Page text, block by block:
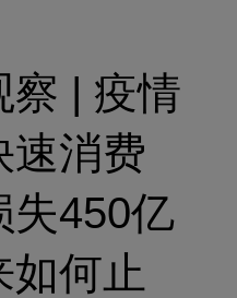
察 | 疫情
速消费
失450亿
如何止